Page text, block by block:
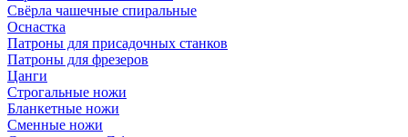
Свёрла чашечные спиральные
Оснастка
Патроны для присадочных станков
Патроны для фрезеров
Цанги
Строгальные ножи
Бланкетные ножи
Сменные ножи